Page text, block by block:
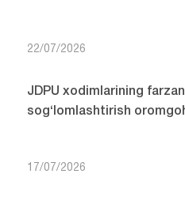
22/07/2026
JDPU xodimlarining
sog‘lomlashtirish
17/07/2026